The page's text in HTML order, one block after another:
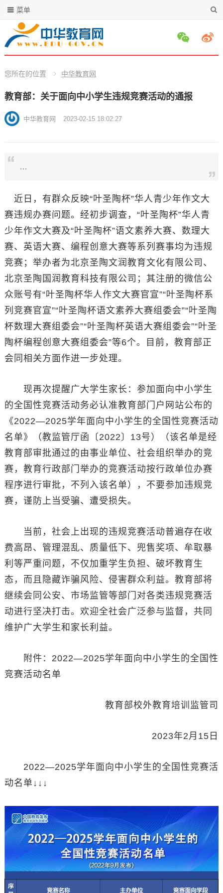
菜单
您所在的位置 中华教育网
教育部：关于面向中小学生违规竞赛活动的通报
中华教育网 2023-02-15 18:02:27
…
近日，有群众反映“叶圣陶杯”华人青少年作文大
赛违规办赛问题。经初步调查，“叶圣陶杯”华人青
少年作文大赛及“叶圣陶杯”语文素养大赛、数理大
赛、英语大赛、编程创意大赛等系列赛事均为违规
竞赛；举办者为北京圣陶文润教育文化有限公司、
北京圣陶国润教育科技有限公司；其注册的微信公
众账号有“叶圣陶杯华人作文大赛官宣”“叶圣陶杯系
列竞赛官宣”“叶圣陶杯语文素养大赛组委会”“叶圣陶
杯数理大赛组委会”“叶圣陶杯英语大赛组委会”“叶圣
陶杯编程创意大赛组委会”等6个。目前，教育部正
会同相关方面作进一步处理。
现再次提醒广大学生家长：参加面向中小学生
的全国性竞赛活动务必认准教育部门户网站公布的
《2022—2025学年面向中小学生的全国性竞赛活动
名单》（教监管厅函〔2022〕13号）（该名单是经
教育部审批通过的由事业单位、社会组织举办的竞
赛，教育行政部门举办的竞赛活动按行政单位办赛
程序进行审批，不列入该名单），不要参加违规竞
赛，谨防上当受骗、遭受损失。
当前，社会上出现的违规竞赛活动普遍存在收
费高昂、管理混乱、质量低下、兜售奖项、牟取暴
利等严重问题，不仅加重学生负担、破坏教育生
态，而且隐藏诈骗风险、侵害群众利益。教育部将
继续会同公安、市场监管等部门对各类违规竞赛活
动进行坚决打击。欢迎全社会广泛参与监督，共同
维护广大学生和家长利益。
附件：2022—2025学年面向中小学生的全国性
竞赛活动名单
教育部校外教育培训监管司
2023年2月15日
2022—2025学年面向中小学生的全国性竞赛活
动名单↓↓↓